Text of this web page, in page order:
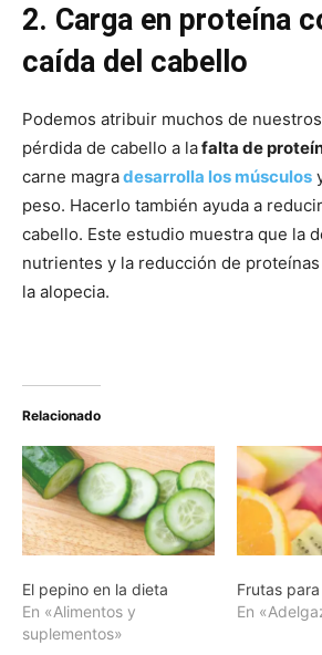
2. Carga en proteína
caída del cabello
Podemos atribuir muchos de
pérdida de cabello a lafalta de
carne magradesarrolla los músculos
peso. Hacerlo también ayuda a
cabello. Este estudio muestra que la
nutrientes y la reducción de
la alopecia.
Relacionado
El pepino en la dieta
En «Alimentos y
suplementos»
Frutas
En